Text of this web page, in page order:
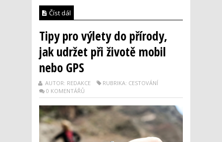
Číst dál
Tipy pro výlety do přírody,
jak udržet při životě mobil
nebo GPS
AUTOR: REDAKCE
RUBRIKA: CESTOVÁNÍ
0 KOMENTÁŘŮ